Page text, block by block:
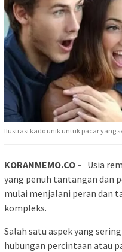
Ilustrasi kado unik untuk pacar yang
KORANMEMO.CO – Usia
yang penuh tantangan dan
mulai menjalani peran dan
kompleks.
Salah satu aspek yang
hubungan percintaan atau